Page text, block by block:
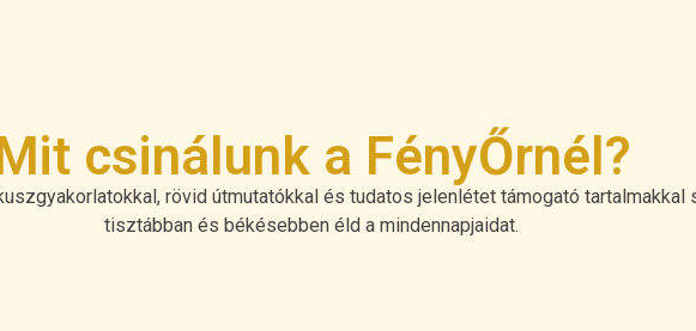
csinálunk a FényŐrnél?
rövid útmutatókkal és tudatos jelenlétet támogató tartalmakkal
tisztábban és békésebben éld a mindennapjaidat.